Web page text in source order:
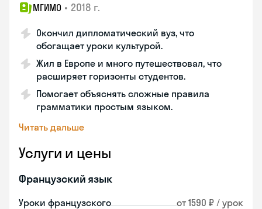
МГИМО • 2018 г.
Окончил дипломатический вуз, что
обогащает уроки культурой.
Жил в Европе и много путешествовал, что
расширяет горизонты студентов.
Помогает объяснять сложные правила
грамматики простым языком.
Читать дальше
Услуги и цены
Французский язык
Уроки французского от 1590 ₽ / урок